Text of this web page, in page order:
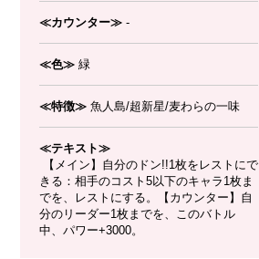
≪カウンター≫ -
≪色≫ 緑
≪特徴≫ 魚人島/超新星/麦わらの一味
≪テキスト≫
【メイン】自分のドン!!1枚をレストにで
きる：相手のコスト5以下のキャラ1枚ま
でを、レストにする。【カウンター】自
分のリーダー1枚までを、このバトル
中、パワー+3000。